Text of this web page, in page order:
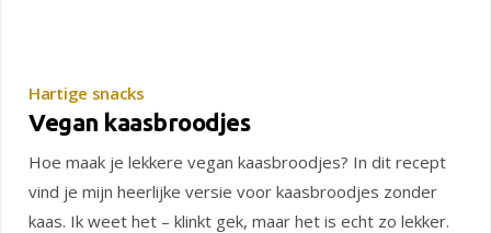
Hartige snacks
Vegan kaasbroodjes
Hoe maak je lekkere vegan kaasbroodjes? In dit recept
vind je mijn heerlijke versie voor kaasbroodjes zonder
kaas. Ik weet het – klinkt gek, maar het is echt zo lekker.